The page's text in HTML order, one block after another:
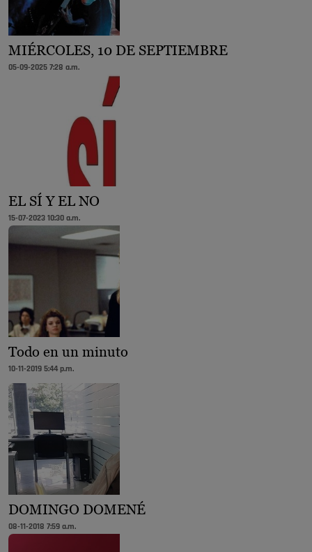
MIÉRCOLES, 10 DE SEPTIEMBRE
05-09-2025 7:28 a.m.
EL SÍ Y EL NO
15-07-2023 10:30 a.m.
Todo en un minuto
10-11-2019 5:44 p.m.
DOMINGO DOMENÉ
08-11-2018 7:59 a.m.